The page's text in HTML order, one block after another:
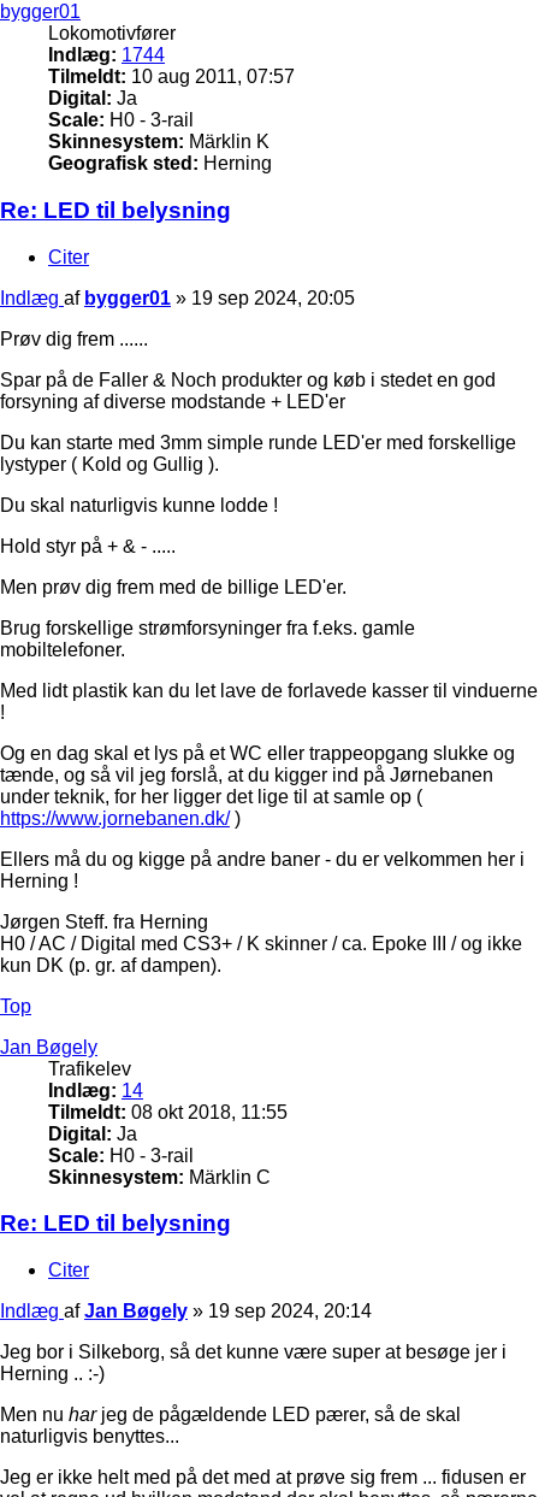
bygger01
Lokomotivfører
Indlæg: 1744
Tilmeldt: 10 aug 2011, 07:57
Digital: Ja
Scale: H0 - 3-rail
Skinnesystem: Märklin K
Geografisk sted: Herning
Re: LED til belysning
Citer
Indlæg af bygger01 » 19 sep 2024, 20:05
Prøv dig frem ......
Spar på de Faller & Noch produkter og køb i stedet en god
forsyning af diverse modstande + LED'er
Du kan starte med 3mm simple runde LED'er med forskellige
lystyper ( Kold og Gullig ).
Du skal naturligvis kunne lodde !
Hold styr på + & - .....
Men prøv dig frem med de billige LED'er.
Brug forskellige strømforsyninger fra f.eks. gamle
mobiltelefoner.
Med lidt plastik kan du let lave de forlavede kasser til vinduerne
!
Og en dag skal et lys på et WC eller trappeopgang slukke og
tænde, og så vil jeg forslå, at du kigger ind på Jørnebanen
under teknik, for her ligger det lige til at samle op (
https://www.jornebanen.dk/)
Ellers må du og kigge på andre baner - du er velkommen her i
Herning !
Jørgen Steff. fra Herning
H0 / AC / Digital med CS3+ / K skinner / ca. Epoke III / og ikke
kun DK (p. gr. af dampen).
Top
Jan Bøgely
Trafikelev
Indlæg: 14
Tilmeldt: 08 okt 2018, 11:55
Digital: Ja
Scale: H0 - 3-rail
Skinnesystem: Märklin C
Re: LED til belysning
Citer
Indlæg afJan Bøgely » 19 sep 2024, 20:14
Jeg bor i Silkeborg, så det kunne være super at besøge jer i
Herning .. :-)
Men nu harjeg de pågældende LED pærer, så de skal
naturligvis benyttes...
Jeg er ikke helt med på det med at prøve sig frem ... fidusen er